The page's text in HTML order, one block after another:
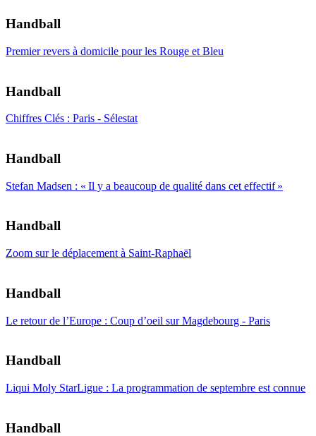
Handball
Premier revers à domicile pour les Rouge et Bleu
Handball
Chiffres Clés : Paris - Sélestat
Handball
Stefan Madsen : « Il y a beaucoup de qualité dans cet effectif »
Handball
Zoom sur le déplacement à Saint-Raphaël
Handball
Le retour de l’Europe : Coup d’oeil sur Magdebourg - Paris
Handball
Liqui Moly StarLigue : La programmation de septembre est connue
Handball